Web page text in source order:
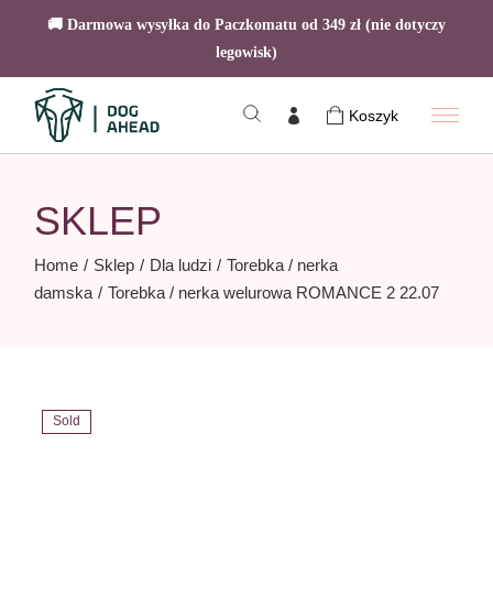
🚚 Darmowa wysyłka do Paczkomatu od 349 zł (nie dotyczy
legowisk)
content
Koszyk
SKLEP
Home Sklep Dla ludzi
Torebka / nerka
damska
Torebka / nerka welurowa ROMANCE 2 22.07
Sold